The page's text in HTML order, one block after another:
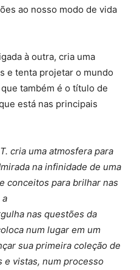
ao nosso modo de vida
à outra, cria uma
e tenta projetar o mundo
também é o título de
está nas principais
cria uma atmosfera para
na infinidade de uma
conceitos para brilhar nas
a
nas questões da
num lugar em um
sua primeira coleção de
e vistas, num processo